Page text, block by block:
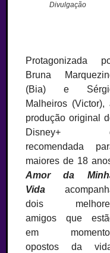
Divulgação
Protagonizada
Bruna
(Bia) e
Malheiros (Victor),
produção original
Disney+
recomendada
maiores de 18
Amor da
Vida
dois
amigos que
em
opostos da